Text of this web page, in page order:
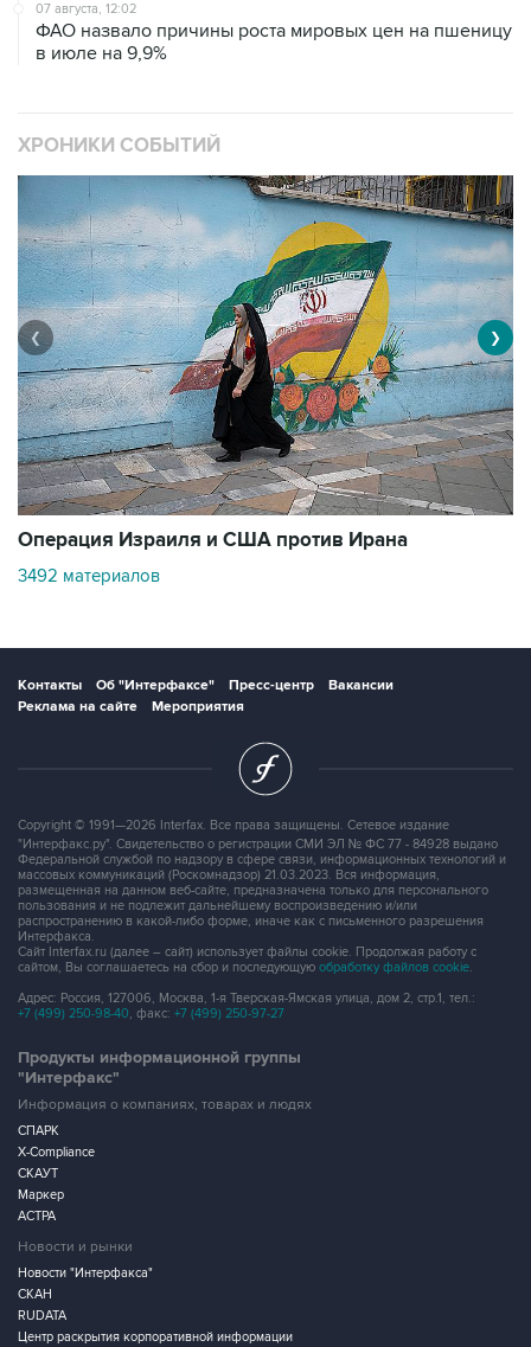
07 августа, 12:02
ФАО назвало причины роста мировых цен на пшеницу
в июле на 9,9%
ХРОНИКИ СОБЫТИЙ
Операция Израиля и США против Ирана
3492 материалов
❮ ❯
Контакты Об "Интерфаксе" Пресс-центр
Вакансии
Реклама на сайте
Мероприятия
Copyright © 1991—2026 Interfax. Все права защищены. Сетевое издание
"Интерфакс.ру". Свидетельство о регистрации СМИ ЭЛ № ФС 77 - 84928 выдано
Федеральной службой по надзору в сфере связи, информационных технологий и
массовых коммуникаций (Роскомнадзор) 21.03.2023. Вся информация,
размещенная на данном веб-сайте, предназначена только для персонального
пользования и не подлежит дальнейшему воспроизведению и/или
распространению в какой-либо форме, иначе как с письменного разрешения
Интерфакса.
Сайт Interfax.ru (далее – сайт) использует файлы cookie. Продолжая работу с
сайтом, Вы соглашаетесь на сбор и последующую обработку файлов cookie.
Адрес: Россия, 127006, Москва, 1-я Тверская-Ямская улица, дом 2, стр.1, тел.:
+7 (499) 250-98-40, факс: +7 (499) 250-97-27
Продукты информационной группы
"Интерфакс"
Информация о компаниях, товарах и людях
СПАРК
X-Compliance
СКАУТ
Маркер
АСТРА
Новости и рынки
Новости "Интерфакса"
СКАН
RUDATA
Центр раскрытия корпоративной информации